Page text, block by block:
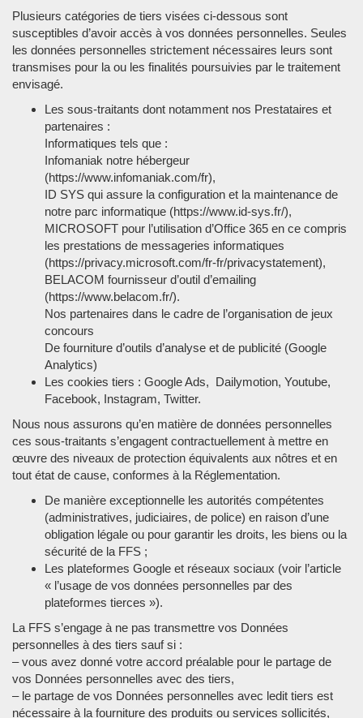
Plusieurs catégories de tiers visées ci-dessous sont
susceptibles d’avoir accès à vos données personnelles. Seules
les données personnelles strictement nécessaires leurs sont
transmises pour la ou les finalités poursuivies par le traitement
envisagé.
Les sous-traitants dont notamment nos Prestataires et
partenaires :
Informatiques tels que :
Infomaniak notre hébergeur
(https://www.infomaniak.com/fr),
ID SYS qui assure la configuration et la maintenance de
notre parc informatique (https://www.id-sys.fr/),
MICROSOFT pour l’utilisation d’Office 365 en ce compris
les prestations de messageries informatiques
(https://privacy.microsoft.com/fr-fr/privacystatement),
BELACOM fournisseur d’outil d’emailing
(https://www.belacom.fr/).
Nos partenaires dans le cadre de l’organisation de jeux
concours
De fourniture d’outils d’analyse et de publicité (Google
Analytics)
Les cookies tiers : Google Ads, Dailymotion, Youtube,
Facebook, Instagram, Twitter.
Nous nous assurons qu’en matière de données personnelles
ces sous-traitants s’engagent contractuellement à mettre en
œuvre des niveaux de protection équivalents aux nôtres et en
tout état de cause, conformes à la Réglementation.
De manière exceptionnelle les autorités compétentes
(administratives, judiciaires, de police) en raison d’une
obligation légale ou pour garantir les droits, les biens ou la
sécurité de la FFS ;
Les plateformes Google et réseaux sociaux (voir l’article
« l’usage de vos données personnelles par des
plateformes tierces »).
La FFS s’engage à ne pas transmettre vos Données
personnelles à des tiers sauf si :
– vous avez donné votre accord préalable pour le partage de
vos Données personnelles avec des tiers,
– le partage de vos Données personnelles avec ledit tiers est
nécessaire à la fourniture des produits ou services sollicités,